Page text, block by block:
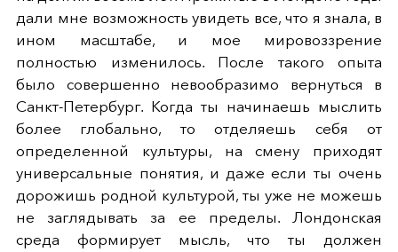
дали мне возможность увидеть все, что я знала, в
ином масштабе, и мое мировоззрение
полностью изменилось. После такого опыта
было совершенно невообразимо вернуться в
Санкт-Петербург. Когда ты начинаешь мыслить
более глобально, то отделяешь себя от
определенной культуры, на смену приходят
универсальные понятия, и даже если ты очень
дорожишь родной культурой, ты уже не можешь
не заглядывать за ее пределы. Лондонская
среда формирует мысль, что ты должен